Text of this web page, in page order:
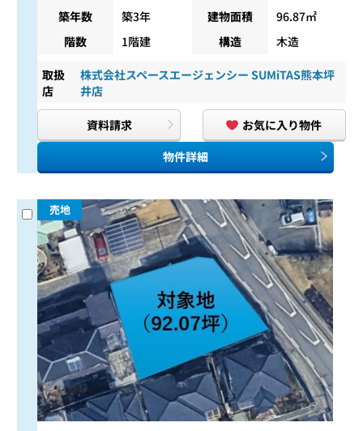
築年数
築3年 建物面積
96.87㎡
階数
1階建 構造 木造
取扱
店
株式会社スペースエージェンシー SUMiTAS熊本坪
井店
資料請求
お気に入り物件
物件詳細
売地